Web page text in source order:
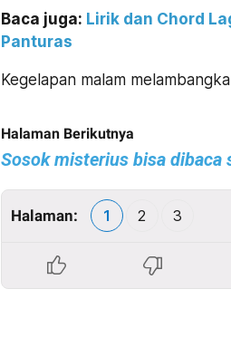
Baca juga: Lirik dan Chord
Panturas
Kegelapan malam
Halaman Berikutnya
Sosok misterius bisa dibaca
Halaman: 1 2 3